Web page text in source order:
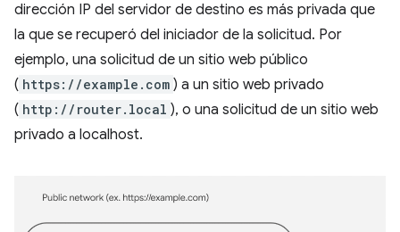
dirección IP del servidor de destino es más privada que
la que se recuperó del iniciador de la solicitud. Por
ejemplo, una solicitud de un sitio web público
( https://example.com ) a un sitio web privado
( http://router.local ), o una solicitud de un sitio web
privado a localhost.